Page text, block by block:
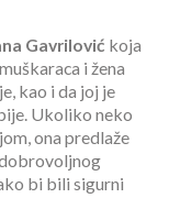
Gavrilović koja
i žena
kao i da joj je
Ukoliko neko
ona predlaže
bi bili sigurni